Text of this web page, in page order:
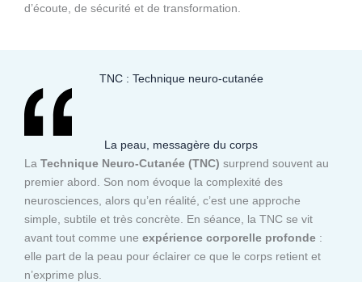
d’écoute, de sécurité et de transformation.
TNC : Technique neuro-cutanée
La peau, messagère du corps
La Technique Neuro-Cutanée (TNC) surprend souvent au
premier abord. Son nom évoque la complexité des
neurosciences, alors qu’en réalité, c’est une approche
simple, subtile et très concrète. En séance, la TNC se vit
avant tout comme une expérience corporelle profonde :
elle part de la peau pour éclairer ce que le corps retient et
n’exprime plus.